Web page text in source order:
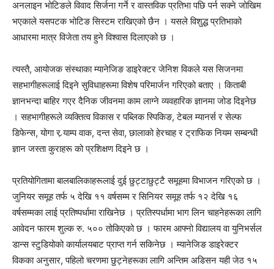
अनलाइन भोटिङले विवाद सिर्जना गर्ने र वास्तविक प्रतिभा पछि पर्न सक्ने जोखिम
भएकाले यसपटक भोटिङ सिस्टम राखिएको छैन । यसले विशुद्ध प्रतिभाको
आधारमा मात्र विजेता तय हुने विश्वास दिलाएको छ ।
त्यस्तै, आयोजक संस्थाका म्यानेजिङ डाइरेक्टर जेनिश विकले यस सिजनमा
सहभागीहरूलाई दिइने सुविधाहरूमा विशेष परिमार्जन गरिएको बताए । किताबी
ज्ञानभन्दा बाहिर गएर दैनिक जीवनमा काम लाग्ने व्यवहारिक ज्ञानमा जोड दिइनेछ
। सहभागीहरूले व्यक्तित्व विकास र पब्लिक स्पिकिङ, टेबल म्यानर्स र सेल्फ
डिफेन्स, योगा र र्‍याम्प वाक, दन्त सेवा, छालाको हेरचाह र ट्राफिक नियम सम्बन्धी
ज्ञान जस्ता कुराहरू को प्रशिक्षण दिइने छ ।
प्रतियोगितामा बालबालिकाहरूलाई दुई छुट्टाछुट्टै समूहमा विभाजन गरिएको छ ।
जुनियर समूह तर्फ ५ देखि ११ वर्षसम्म र सिनियर समूह तर्फ १२ देखि १६
वर्षसम्मका लाई प्रतिष्पर्धामा राखिनेछ । प्रतिस्पर्धामा भाग लिन चाहनेहरूका लागि
आवेदन फारम शुल्क रु. ५०० तोकिएको छ । फारम आफ्नो विद्यालय वा युनिभर्सल
डान्स स्टुडियोको कार्यालयबाट प्राप्त गर्न सकिनेछ । म्यानेजिङ डाइरेक्टर
विकका अनुसार, पहिलो चरणमा छुट्नेहरूका लागि अन्तिम अडिसन यही जेठ १५